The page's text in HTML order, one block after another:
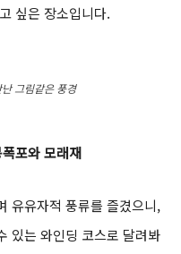
싶은 장소입니다.
그림같은 풍경
포와 모래재
유유자적 풍류를 즐겼으니,
있는 와인딩 코스로 달려봐